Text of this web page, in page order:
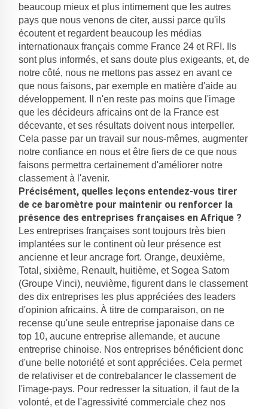
beaucoup mieux et plus intimement que les autres
pays que nous venons de citer, aussi parce qu'ils
écoutent et regardent beaucoup les médias
internationaux français comme France 24 et RFI. Ils
sont plus informés, et sans doute plus exigeants, et, de
notre côté, nous ne mettons pas assez en avant ce
que nous faisons, par exemple en matière d'aide au
développement. Il n'en reste pas moins que l'image
que les décideurs africains ont de la France est
décevante, et ses résultats doivent nous interpeller.
Cela passe par un travail sur nous-mêmes, augmenter
notre confiance en nous et être fiers de ce que nous
faisons permettra certainement d'améliorer notre
classement à l'avenir.
Précisément, quelles leçons entendez-vous tirer
de ce baromètre pour maintenir ou renforcer la
présence des entreprises françaises en Afrique ?
Les entreprises françaises sont toujours très bien
implantées sur le continent où leur présence est
ancienne et leur ancrage fort. Orange, deuxième,
Total, sixième, Renault, huitième, et Sogea Satom
(Groupe Vinci), neuvième, figurent dans le classement
des dix entreprises les plus appréciées des leaders
d'opinion africains. À titre de comparaison, on ne
recense qu'une seule entreprise japonaise dans ce
top 10, aucune entreprise allemande, et aucune
entreprise chinoise. Nos entreprises bénéficient donc
d'une belle notoriété et sont appréciées. Cela permet
de relativiser et de contrebalancer le classement de
l'image-pays. Pour redresser la situation, il faut de la
volonté, et de l'agressivité commerciale chez nos